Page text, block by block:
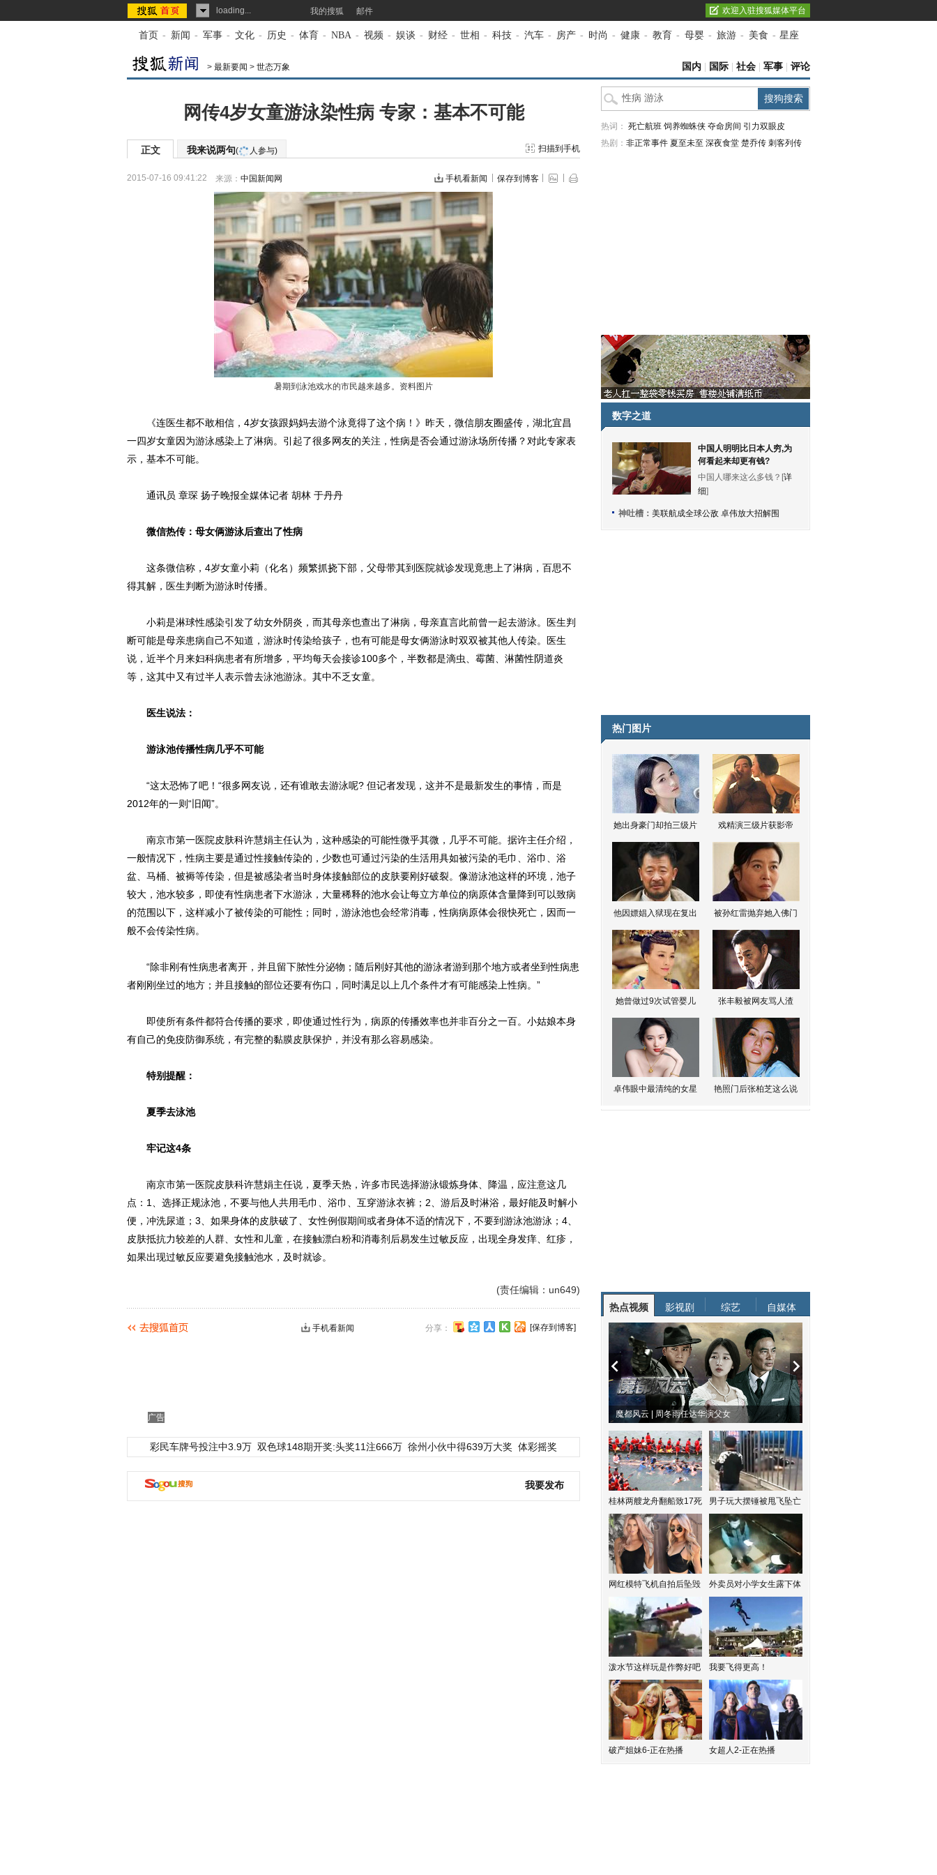
loading... 我的搜狐 邮件 欢迎入驻搜狐媒体平台
首页 - 新闻 - 军事 - 文化 - 历史 - 体育 - NBA - 视频 - 娱谈 - 财经 - 世相 - 科技 - 汽车 - 房产 - 时尚 - 健康 - 教育 - 母婴 - 旅游 - 美食 - 星座
> 最新要闻 > 世态万象 国内 国际 社会 军事 评论
网传4岁女童游泳染性病 专家：基本不可能
正文 我来说两句( 人参与) 扫描到手机
2015-07-16 09:41:22 来源： 中国新闻网 手机看新闻 保存到博客
暑期到泳池戏水的市民越来越多。资料图片
《连医生都不敢相信，4岁女孩跟妈妈去游个泳竟得了这个病！》昨天，微信朋友圈盛传，湖北宜昌
一四岁女童因为游泳感染上了淋病。引起了很多网友的关注，性病是否会通过游泳场所传播？对此专家表
示，基本不可能。
通讯员 章琛 扬子晚报全媒体记者 胡林 于丹丹
微信热传：母女俩游泳后查出了性病
这条微信称，4岁女童小莉（化名）频繁抓挠下部，父母带其到医院就诊发现竟患上了淋病，百思不
得其解，医生判断为游泳时传播。
小莉是淋球性感染引发了幼女外阴炎，而其母亲也查出了淋病，母亲直言此前曾一起去游泳。医生判
断可能是母亲患病自己不知道，游泳时传染给孩子，也有可能是母女俩游泳时双双被其他人传染。医生
说，近半个月来妇科病患者有所增多，平均每天会接诊100多个，半数都是滴虫、霉菌、淋菌性阴道炎
等，这其中又有过半人表示曾去泳池游泳。其中不乏女童。
医生说法：
游泳池传播性病几乎不可能
“这太恐怖了吧！“很多网友说，还有谁敢去游泳呢? 但记者发现，这并不是最新发生的事情，而是
2012年的一则“旧闻”。
南京市第一医院皮肤科许慧娟主任认为，这种感染的可能性微乎其微，几乎不可能。据许主任介绍，
一般情况下，性病主要是通过性接触传染的，少数也可通过污染的生活用具如被污染的毛巾、浴巾、浴
盆、马桶、被褥等传染，但是被感染者当时身体接触部位的皮肤要刚好破裂。像游泳池这样的环境，池子
较大，池水较多，即使有性病患者下水游泳，大量稀释的池水会让每立方单位的病原体含量降到可以致病
的范围以下，这样减小了被传染的可能性；同时，游泳池也会经常消毒，性病病原体会很快死亡，因而一
般不会传染性病。
“除非刚有性病患者离开，并且留下脓性分泌物；随后刚好其他的游泳者游到那个地方或者坐到性病患
者刚刚坐过的地方；并且接触的部位还要有伤口，同时满足以上几个条件才有可能感染上性病。”
即使所有条件都符合传播的要求，即使通过性行为，病原的传播效率也并非百分之一百。小姑娘本身
有自己的免疫防御系统，有完整的黏膜皮肤保护，并没有那么容易感染。
特别提醒：
夏季去泳池
牢记这4条
南京市第一医院皮肤科许慧娟主任说，夏季天热，许多市民选择游泳锻炼身体、降温，应注意这几
点：1、选择正规泳池，不要与他人共用毛巾、浴巾、互穿游泳衣裤；2、游后及时淋浴，最好能及时解小
便，冲洗尿道；3、如果身体的皮肤破了、女性例假期间或者身体不适的情况下，不要到游泳池游泳；4、
皮肤抵抗力较差的人群、女性和儿童，在接触漂白粉和消毒剂后易发生过敏反应，出现全身发痒、红疹，
如果出现过敏反应要避免接触池水，及时就诊。
(责任编辑：un649)
分享： [保存到博客]
手机看新闻
广告
彩民车牌号投注中3.9万 双色球148期开奖:头奖11注666万 徐州小伙中得639万大奖 体彩摇奖
我要发布
热词： 死亡航班 饲养蜘蛛侠 夺命房间 引力双眼皮
热剧： 非正常事件 夏至未至 深夜食堂 楚乔传 刺客列传
数字之道
中国人明明比日本人穷,为
何看起来却更有钱?
中国人哪来这么多钱？[详
细]
神吐槽： 美联航成全球公敌 卓伟放大招解围
热门图片
她出身豪门却拍三级片 戏精演三级片获影帝
他因嫖娼入狱现在复出 被孙红雷抛弃她入佛门
她曾做过9次试管婴儿 张丰毅被网友骂人渣
卓伟眼中最清纯的女星 艳照门后张柏芝这么说
热点视频 影视剧 综艺 自媒体
动物系恋人啊 | 钟欣潼体验爱情哲学
桂林两艘龙舟翻船致17死 男子玩大摆锤被甩飞坠亡
网红模特飞机自拍后坠毁 外卖员对小学女生露下体
泼水节这样玩是作弊好吧 我要飞得更高！
破产姐妹6-正在热播 女超人2-正在热播